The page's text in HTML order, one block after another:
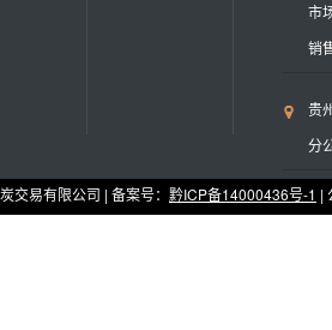
市
销
贵
分
交易有限公司 | 备案号： 黔ICP备14000436号-1 |